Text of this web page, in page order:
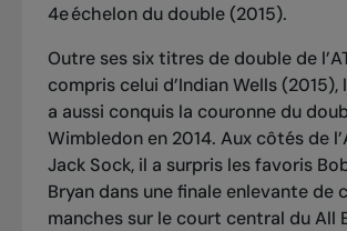
4e échelon du double (2015).
Outre ses six titres de double de
compris celui d’Indian Wells (2015),
a aussi conquis la couronne du
Wimbledon en 2014. Aux côtés de
Jack Sock, il a surpris les favoris
Bryan dans une finale enlevante de
manches sur le court central du All